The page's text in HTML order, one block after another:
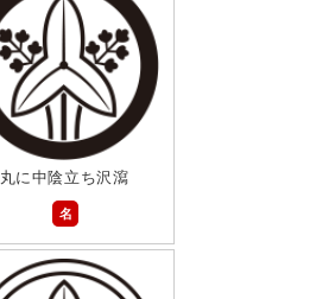
丸に中陰立ち沢瀉
名